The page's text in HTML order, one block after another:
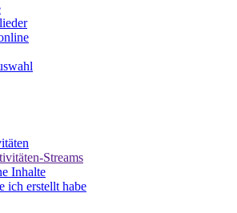
Streams
Inhalte
ich erstellt habe